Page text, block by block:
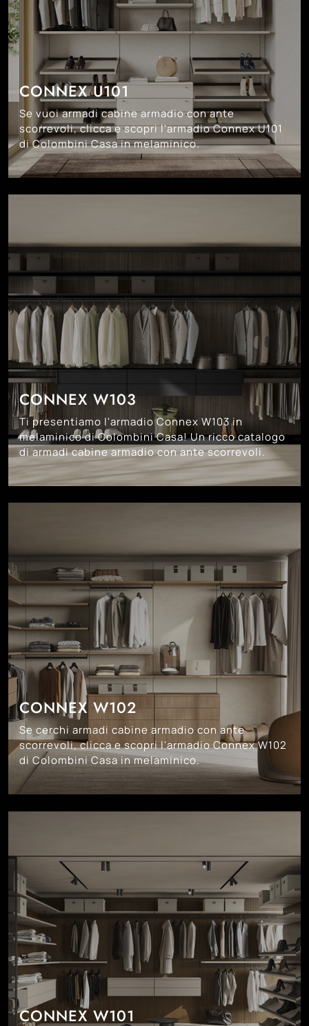
CONNEX U101
Se vuoi armadi cabine armadio con ante
scorrevoli, clicca e scopri l'armadio Connex U101
di Colombini Casa in melaminico.
CONNEX W103
Ti presentiamo l'armadio Connex W103 in
melaminico di Colombini Casa! Un ricco catalogo
di armadi cabine armadio con ante scorrevoli.
CONNEX W102
Se cerchi armadi cabine armadio con ante
scorrevoli, clicca e scopri l'armadio Connex W102
di Colombini Casa in melaminico.
CONNEX W101